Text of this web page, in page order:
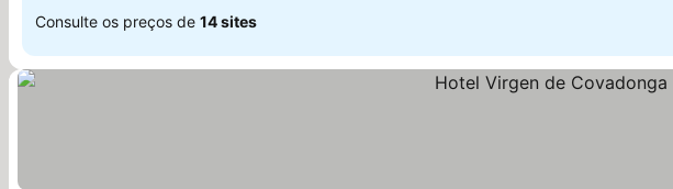
Consulte os preços de 14 sites